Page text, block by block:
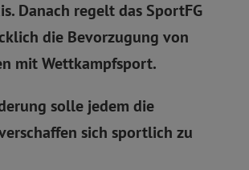
Danach regelt das SportFG
die Bevorzugung von
mit Wettkampfsport.
solle jedem die
sich sportlich zu